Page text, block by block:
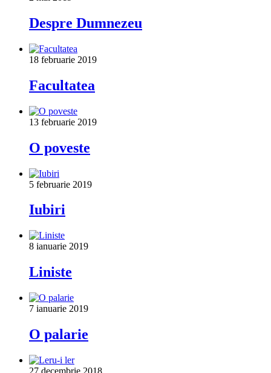
Despre Dumnezeu
18 februarie 2019
Facultatea
13 februarie 2019
O poveste
5 februarie 2019
Iubiri
8 ianuarie 2019
Liniste
7 ianuarie 2019
O palarie
27 decembrie 2018